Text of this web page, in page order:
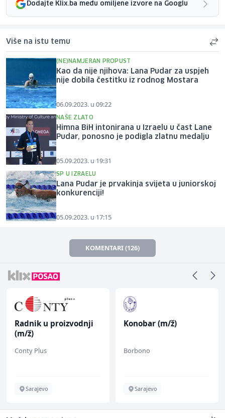
Dodajte Klix.ba među omiljene izvore na Googlu
Više na istu temu
(NE)NAMJERAN PROPUST
Kao da nije njihova: Lana Pudar za uspjeh
nije dobila čestitku iz rodnog Mostara
06.09.2023. u 09:22
NAŠE ZLATO
Himna BiH intonirana u Izraelu u čast Lane
Pudar, ponosno je podigla zlatnu medalju
05.09.2023. u 19:31
SP U IZRAELU
Lana Pudar je prvakinja svijeta u juniorskoj
konkurenciji!
05.09.2023. u 17:15
KOMENTARI (126)
Radnik u proizvodnji
(m/ž)
Conty Plus
Sarajevo
Konobar (m/ž)
Borbono
Sarajevo